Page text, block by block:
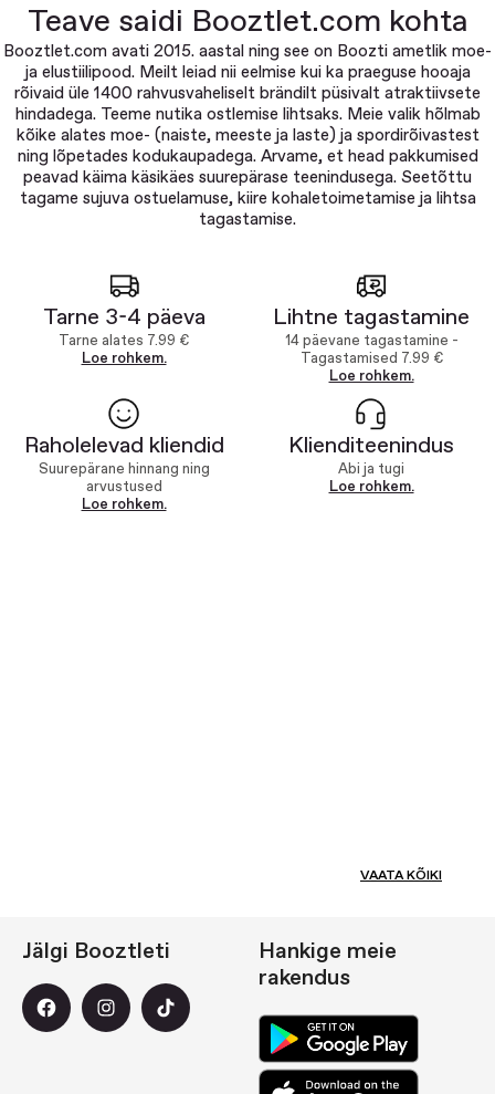
Teave saidi Booztlet.com kohta
Booztlet.com avati 2015. aastal ning see on Boozti ametlik moe-
ja elustiilipood. Meilt leiad nii eelmise kui ka praeguse hooaja
rõivaid üle 1400 rahvusvaheliselt brändilt püsivalt atraktiivsete
hindadega. Teeme nutika ostlemise lihtsaks. Meie valik hõlmab
kõike alates moe- (naiste, meeste ja laste) ja spordirõivastest
ning lõpetades kodukaupadega. Arvame, et head pakkumised
peavad käima käsikäes suurepärase teenindusega. Seetõttu
tagame sujuva ostuelamuse, kiire kohaletoimetamise ja lihtsa
tagastamise.
Tarne 3-4 päeva
Tarne alates 7.99 €
Loe rohkem.
Lihtne tagastamine
14 päevane tagastamine -
Tagastamised 7.99 €
Loe rohkem.
Raholelevad kliendid
Suurepärane hinnang ning
arvustused
Loe rohkem.
Klienditeenindus
Abi ja tugi
Loe rohkem.
VAATA KÕIKI
Jälgi Booztleti
Hankige meie
rakendus